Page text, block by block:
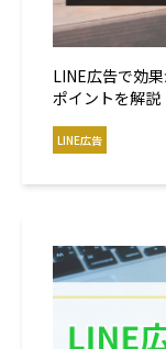
LINE広告で効
ポイントを解説
LINE広告